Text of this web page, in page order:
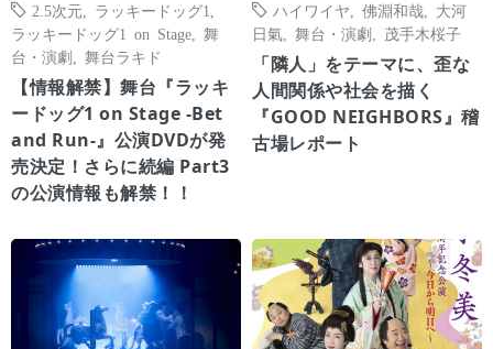
2.5次元
ラッキードッグ1
ラッキードッグ1 on Stage
舞
台・演劇
舞台ラキド
【情報解禁】舞台『ラッキ
ードッグ1 on Stage -Bet
and Run-』公演DVDが発
売決定！さらに続編 Part3
の公演情報も解禁！！
ハイワイヤ
佛淵和哉
大河
日氣
舞台・演劇 茂手木桜子
「隣人」をテーマに、歪な
人間関係や社会を描く
『GOOD NEIGHBORS』稽
古場レポート